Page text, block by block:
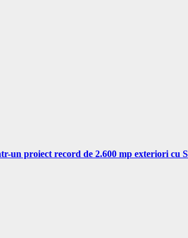
un proiect record de 2.600 mp exteriori cu